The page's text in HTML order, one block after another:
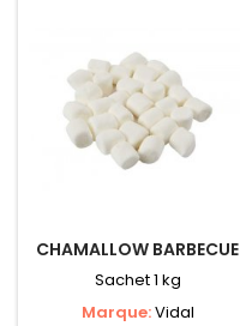
CHAMALLOW BARBECUE
Sachet 1 kg
Marque:Vidal